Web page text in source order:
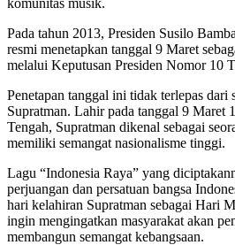
Pada tahun 2013, Presiden Susilo
resmi menetapkan tanggal 9 Maret
melalui Keputusan Presiden Nomor 10
Penetapan tanggal ini tidak terlepas dari
Supratman. Lahir pada tanggal 9 Maret
Tengah, Supratman dikenal sebagai
memiliki semangat nasionalisme tinggi.
Lagu “Indonesia Raya” yang
perjuangan dan persatuan bangsa
hari kelahiran Supratman sebagai Hari
ingin mengingatkan masyarakat akan
membangun semangat kebangsaan.